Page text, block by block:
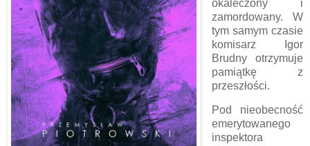
okaleczony i
zamordowany. W
tym samym czasie
komisarz Igor
Brudny otrzymuje
pamiątkę z
przeszłości.
Pod nieobecność
emerytowanego
inspektora